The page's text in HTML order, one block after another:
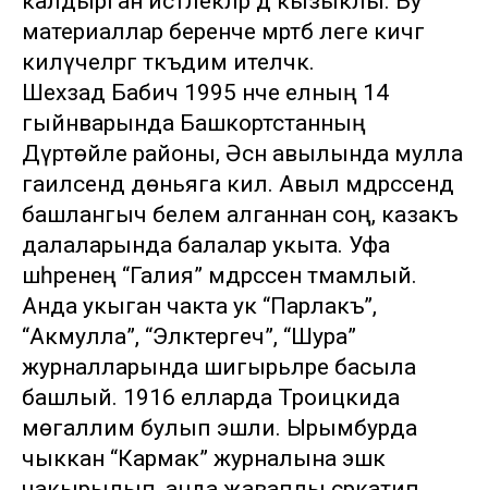
материаллар беренче мәртәбә әлеге кичәгә
килүчеләргә тәкъдим ителәчәк.
Шәехзадә Бабич 1995 нче елның 14
гыйнварында Башкортстанның
Дүртөйле районы, Әсән авылында мулла
гаиләсендә дөньяга килә. Авыл мәдрәсәсендә
башлангыч белем алганнан соң, казакъ
далаларында балалар укыта. Уфа
шәһәренең “Галия” мәдрәсәсен тәмамлый.
Анда укыган чакта ук “Парлакъ”,
“Акмулла”, “Эләктергеч”, “Шура”
журналларында шигырьләре басыла
башлый. 1916 елларда Троицкида
мөгаллим булып эшли. Ырымбурда
чыккан “Кармак” журналына эшкә